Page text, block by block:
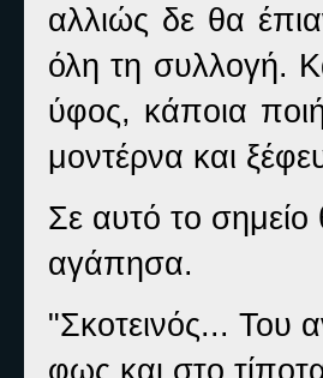
αλλιώς δε θα
όλη τη συλλογή.
ύφος, κάποια
μοντέρνα και
Σε αυτό το
αγάπησα.
"Σκοτεινός... Του
φως και στο